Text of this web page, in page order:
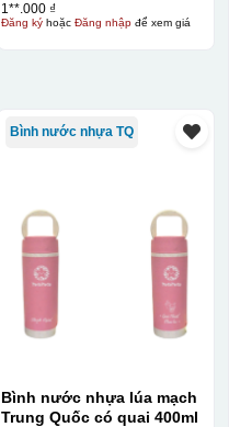
1**.000 ₫
Đăng kýhoặc Đăng nhậpđể xem giá
Bình nước nhựa TQ
Bình nước nhựa lúa mạch
Trung Quốc có quai 400ml